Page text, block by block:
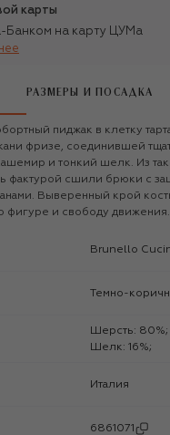
карты
Банком на карту ЦУМа
РАЗМЕРЫ И ПОСАДКА
пиджак в клетку
фризе, соединившей
и тонкий шелк. Из
фактурой сшили брюки с
Выверенный крой
фигуре и свободу движения.
Brunello
Темно-
Шерсть: 80%; Кашемир: 4%;
Шелк: 16%;
Италия
6861071